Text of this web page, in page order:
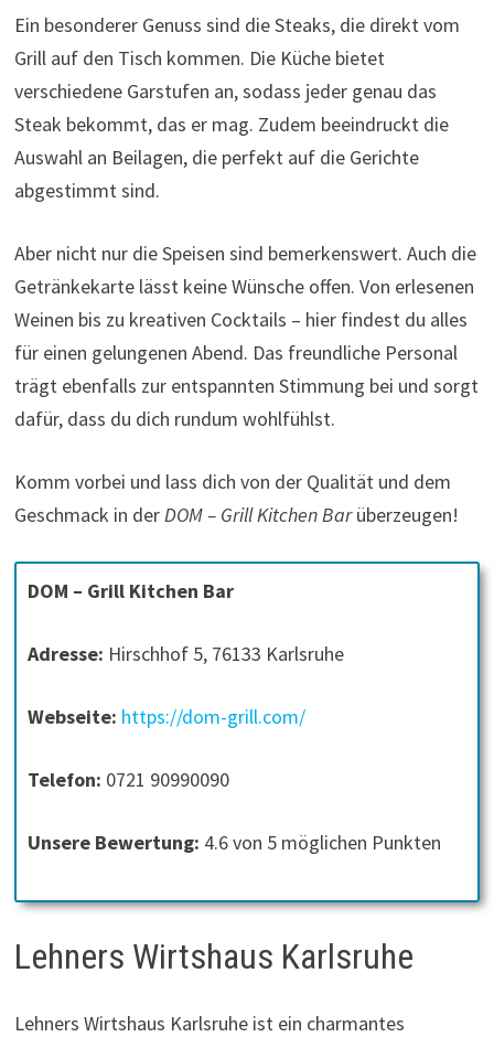
Ein besonderer Genuss sind die Steaks, die direkt vom
Grill auf den Tisch kommen. Die Küche bietet
verschiedene Garstufen an, sodass jeder genau das
Steak bekommt, das er mag. Zudem beeindruckt die
Auswahl an Beilagen, die perfekt auf die Gerichte
abgestimmt sind.
Aber nicht nur die Speisen sind bemerkenswert. Auch die
Getränkekarte lässt keine Wünsche offen. Von erlesenen
Weinen bis zu kreativen Cocktails – hier findest du alles
für einen gelungenen Abend. Das freundliche Personal
trägt ebenfalls zur entspannten Stimmung bei und sorgt
dafür, dass du dich rundum wohlfühlst.
Komm vorbei und lass dich von der Qualität und dem
Geschmack in derDOM – Grill Kitchen Barüberzeugen!
DOM – Grill Kitchen Bar
Adresse: Hirschhof 5, 76133 Karlsruhe
Webseite: https://dom-grill.com/
Telefon: 0721 90990090
Unsere Bewertung: 4.6 von 5 möglichen Punkten
Lehners Wirtshaus Karlsruhe
Lehners Wirtshaus Karlsruhe ist ein charmantes